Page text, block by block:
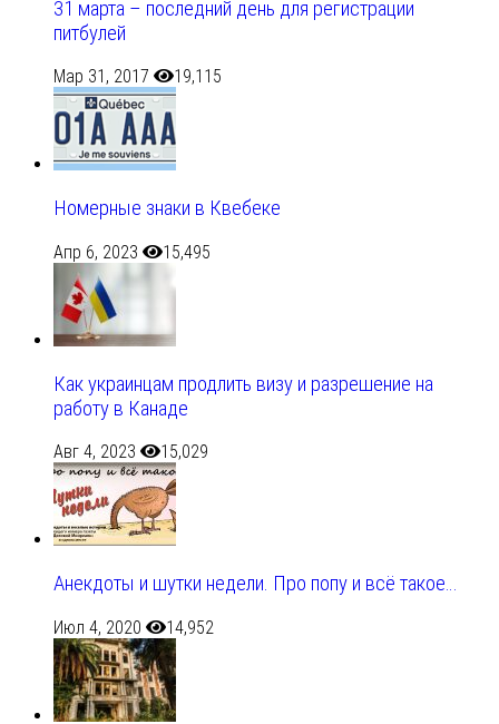
31 марта – последний день для регистрации
питбулей
Мар 31, 2017 19,115
Номерные знаки в Квебеке
Апр 6, 2023 15,495
Как украинцам продлить визу и разрешение на
работу в Канаде
Авг 4, 2023 15,029
Анекдоты и шутки недели. Про попу и всё такое…
Июл 4, 2020 14,952